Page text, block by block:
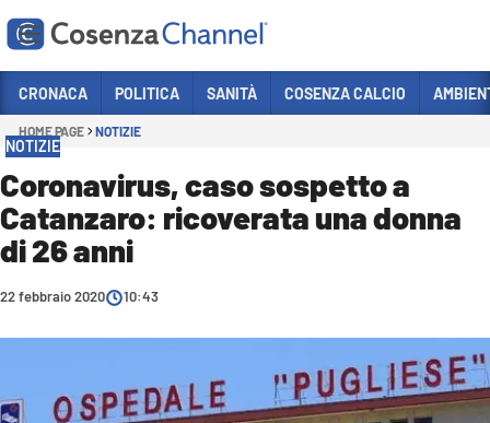
Sezioni
POLITICA
COSENZA CALCIO
ECONOMIA E LAVORO
SPORT
CRONACA POLITICA SANITÀ COSENZA CALCIO
HOME PAGE NOTIZIE
NOTIZIE
Coronavirus, caso sospetto a
Catanzaro: ricoverata una donna
di 26 anni
22 febbraio 2020 10:43